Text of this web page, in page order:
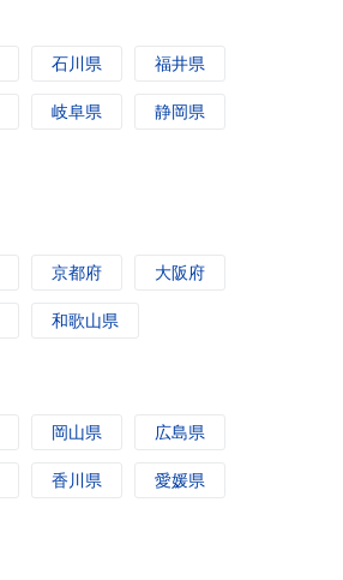
石川県 福井県
岐阜県 静岡県
京都府 大阪府
和歌山県
岡山県 広島県
香川県 愛媛県